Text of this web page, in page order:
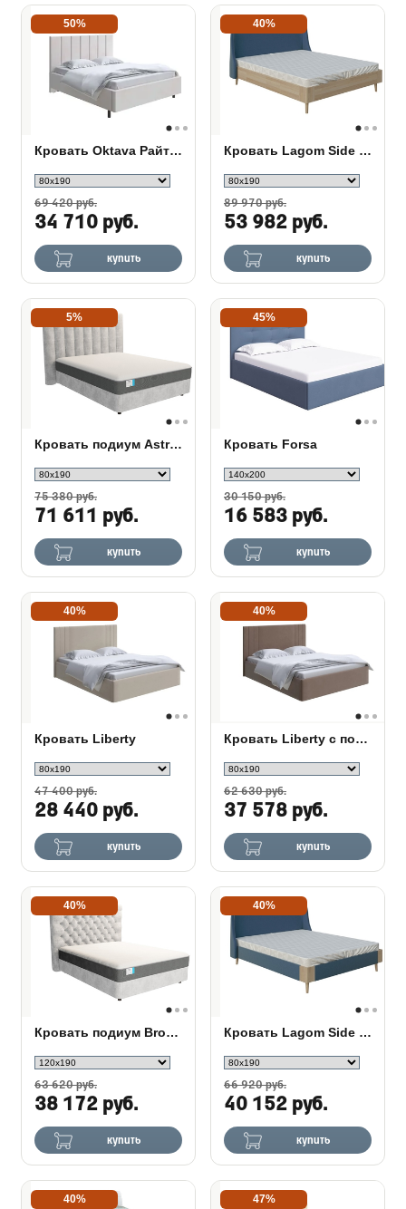
50%
Кровать Oktava Райтон в ткани
69 420 руб.
34 710 руб.
купить
40%
Кровать Lagom Side Wood
89 970 руб.
53 982 руб.
купить
5%
Кровать подиум Astra с основанием Raibox
75 380 руб.
71 611 руб.
купить
45%
Кровать Forsa
30 150 руб.
16 583 руб.
купить
40%
Кровать Liberty
47 400 руб.
28 440 руб.
купить
40%
Кровать Liberty с подъемным механизмом
62 630 руб.
37 578 руб.
купить
40%
Кровать подиум Brooklyn с основанием Raibox
63 620 руб.
38 172 руб.
купить
40%
Кровать Lagom Side Soft
66 920 руб.
40 152 руб.
купить
40% 47%